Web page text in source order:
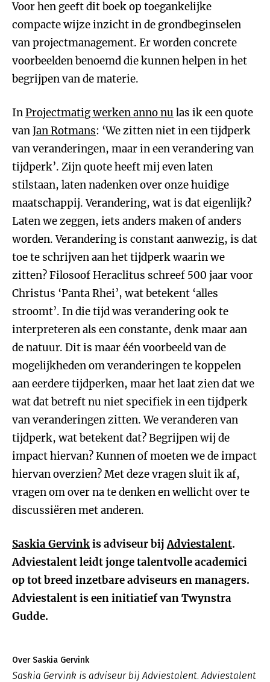
Voor hen geeft dit boek op toegankelijke
compacte wijze inzicht in de grondbeginselen
van projectmanagement. Er worden concrete
voorbeelden benoemd die kunnen helpen in het
begrijpen van de materie.
InProjectmatig werken anno nu las ik een quote
vanJan Rotmans: ‘We zitten niet in een tijdperk
van veranderingen, maar in een verandering van
tijdperk’. Zijn quote heeft mij even laten
stilstaan, laten nadenken over onze huidige
maatschappij. Verandering, wat is dat eigenlijk?
Laten we zeggen, iets anders maken of anders
worden. Verandering is constant aanwezig, is dat
toe te schrijven aan het tijdperk waarin we
zitten? Filosoof Heraclitus schreef 500 jaar voor
Christus ‘Panta Rhei’, wat betekent ‘alles
stroomt’. In die tijd was verandering ook te
interpreteren als een constante, denk maar aan
de natuur. Dit is maar één voorbeeld van de
mogelijkheden om veranderingen te koppelen
aan eerdere tijdperken, maar het laat zien dat we
wat dat betreft nu niet specifiek in een tijdperk
van veranderingen zitten. We veranderen van
tijdperk, wat betekent dat? Begrijpen wij de
impact hiervan? Kunnen of moeten we de impact
hiervan overzien? Met deze vragen sluit ik af,
vragen om over na te denken en wellicht over te
discussiëren met anderen.
Saskia Gervinkis adviseur bijAdviestalent.
Adviestalent leidt jonge talentvolle academici
op tot breed inzetbare adviseurs en managers.
Adviestalent is een initiatief van Twynstra
Gudde.
Over Saskia Gervink
Saskia Gervink is adviseur bij Adviestalent. Adviestalent